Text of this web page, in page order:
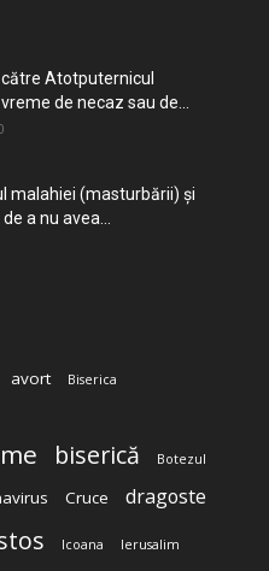
Atotputernicul
de necaz sau de...
malahiei (masturbării) şi
a nu avea...
avort Biserica
biserică Botezul
Cruce dragoste
Icoana Ierusalim